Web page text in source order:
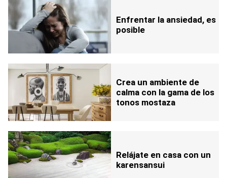
Enfrentar la ansiedad, es
posible
Crea un ambiente de
calma con la gama de los
tonos mostaza
Relájate en casa con un
karensansui